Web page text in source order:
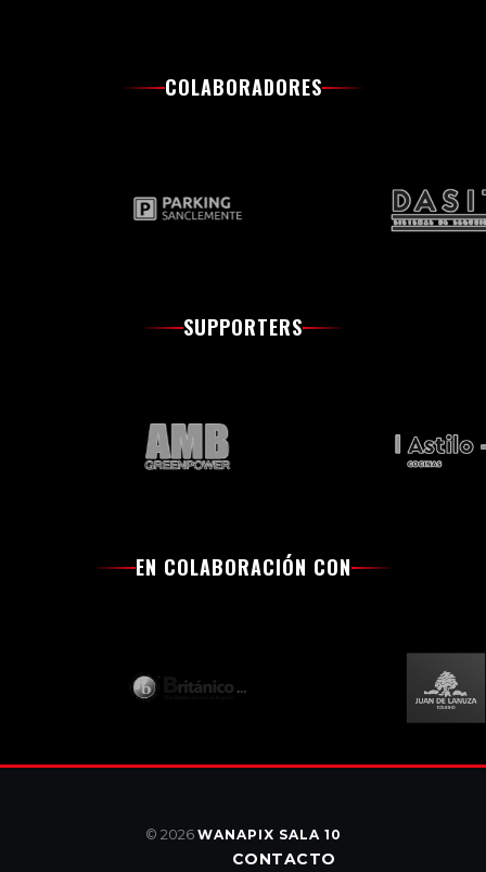
COLABORADORES
SUPPORTERS
EN COLABORACIÓN CON
© 2026 WANAPIX SALA 10
CONTACTO